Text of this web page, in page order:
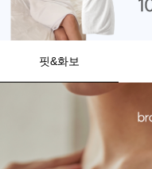
핏&화보